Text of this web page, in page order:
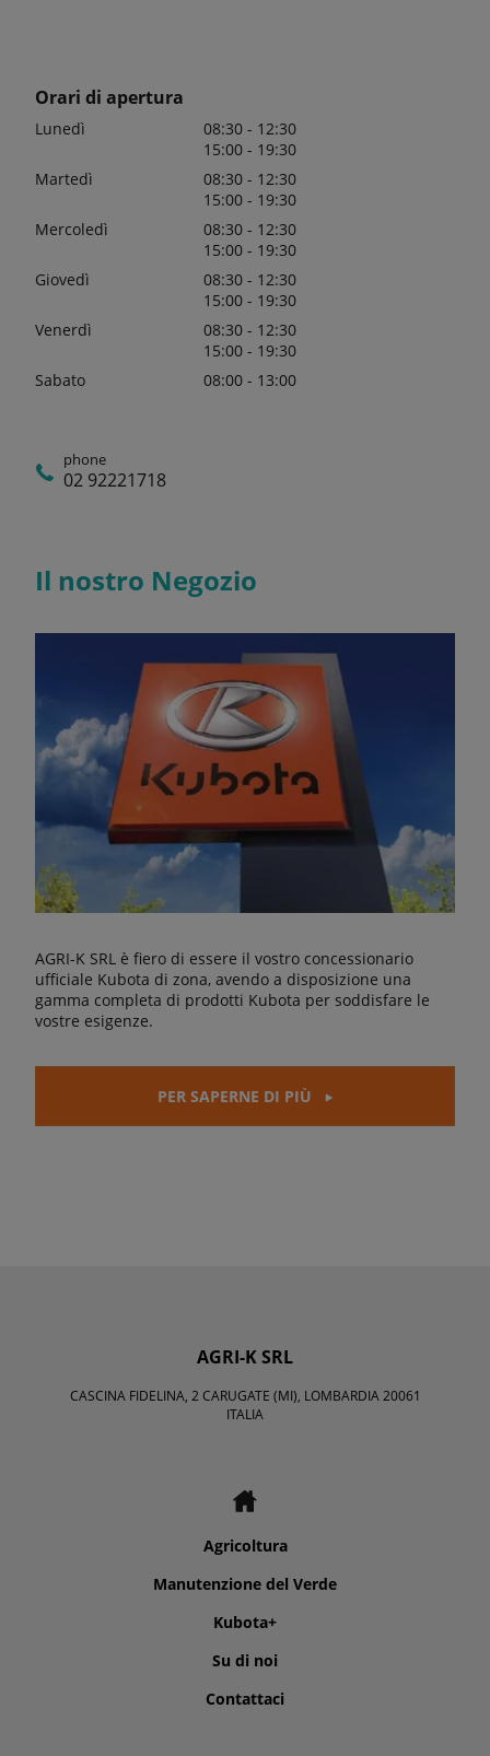
Orari di apertura
Lunedì
08:30 - 12:30
15:00 - 19:30
Martedì
08:30 - 12:30
15:00 - 19:30
Mercoledì
08:30 - 12:30
15:00 - 19:30
Giovedì
08:30 - 12:30
15:00 - 19:30
Venerdì
08:30 - 12:30
15:00 - 19:30
Sabato
08:00 - 13:00
phone
02 92221718
Il nostro Negozio
AGRI-K SRL è fiero di essere il vostro concessionario
ufficiale Kubota di zona, avendo a disposizione una
gamma completa di prodotti Kubota per soddisfare le
vostre esigenze.
PER SAPERNE DI PIÙ
AGRI-K SRL
CASCINA FIDELINA, 2 CARUGATE (MI), LOMBARDIA 20061
ITALIA
Agricoltura
Manutenzione del Verde
Kubota+
Su di noi
Contattaci